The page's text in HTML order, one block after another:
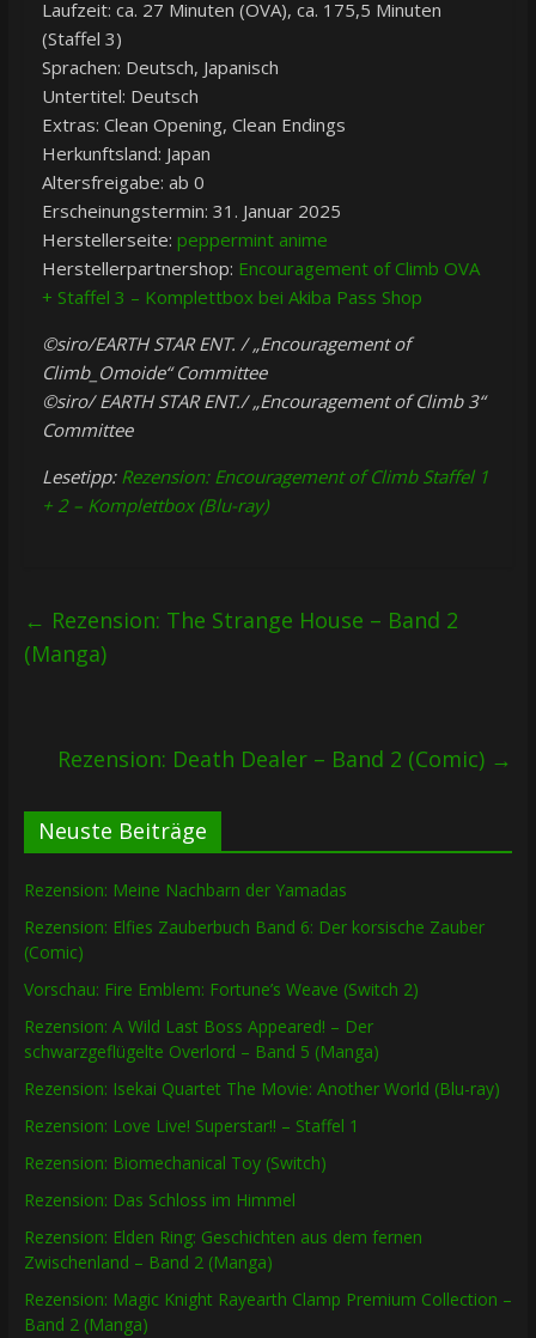
Laufzeit: ca. 27 Minuten (OVA), ca. 175,5 Minuten
(Staffel 3)
Sprachen: Deutsch, Japanisch
Untertitel: Deutsch
Extras: Clean Opening, Clean Endings
Herkunftsland: Japan
Altersfreigabe: ab 0
Erscheinungstermin: 31. Januar 2025
Herstellerseite: peppermint anime
Herstellerpartnershop: Encouragement of Climb OVA
+ Staffel 3 – Komplettbox bei Akiba Pass Shop
©siro/EARTH STAR ENT. / „Encouragement of
Climb_Omoide“ Committee
©siro/ EARTH STAR ENT./ „Encouragement of Climb 3“
Committee
Lesetipp: Rezension: Encouragement of Climb Staffel 1
+ 2 – Komplettbox (Blu-ray)
← Rezension: The Strange House – Band 2
(Manga)
Rezension: Death Dealer – Band 2 (Comic) →
Neuste Beiträge
Rezension: Meine Nachbarn der Yamadas
Rezension: Elfies Zauberbuch Band 6: Der korsische Zauber
(Comic)
Vorschau: Fire Emblem: Fortune’s Weave (Switch 2)
Rezension: A Wild Last Boss Appeared! – Der
schwarzgeflügelte Overlord – Band 5 (Manga)
Rezension: Isekai Quartet The Movie: Another World (Blu-ray)
Rezension: Love Live! Superstar!! – Staffel 1
Rezension: Biomechanical Toy (Switch)
Rezension: Das Schloss im Himmel
Rezension: Elden Ring: Geschichten aus dem fernen
Zwischenland – Band 2 (Manga)
Rezension: Magic Knight Rayearth Clamp Premium Collection –
Band 2 (Manga)